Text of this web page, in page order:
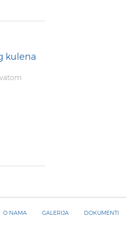
kulena
O NAMA GALERIJA DOKUMENTI